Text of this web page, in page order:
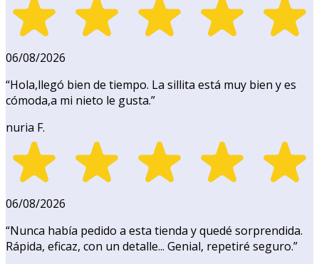
06/08/2026
“Hola,llegó bien de tiempo. La sillita está muy bien y es
cómoda,a mi nieto le gusta.”
nuria F.
06/08/2026
“Nunca había pedido a esta tienda y quedé sorprendida.
Rápida, eficaz, con un detalle... Genial, repetiré seguro.”